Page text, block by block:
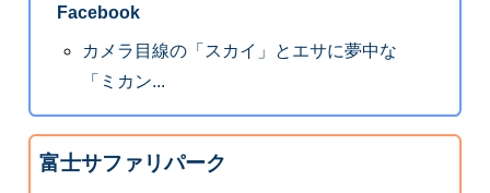
Facebook
カメラ目線の「スカイ」とエサに夢中な
「ミカン...
富士サファリパーク